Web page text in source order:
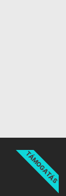
TÁMOGATÁS